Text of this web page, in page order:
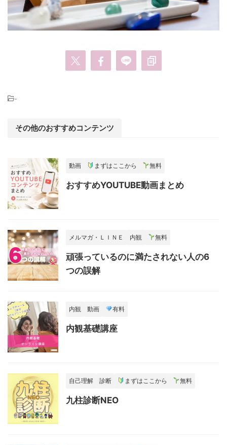
-
その他のおすすめコンテンツ
動画 まずはここから 無料
おすすめYOUTUBE動画まとめ
メルマガ・ＬＩＮＥ 内観 無料
頑張っているのに満たされない人の6
つの誤解
内観 動画 有料
内観基礎講座
自己理解 診断 まずはここから 無料
九柱診断NEO